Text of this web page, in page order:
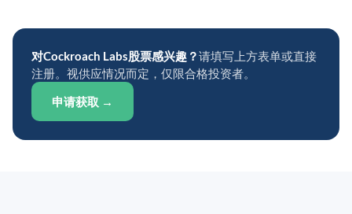
对Cockroach Labs股票感兴趣？请填写上方表单或直接
注册。视供应情况而定，仅限合格投资者。
申请获取 →